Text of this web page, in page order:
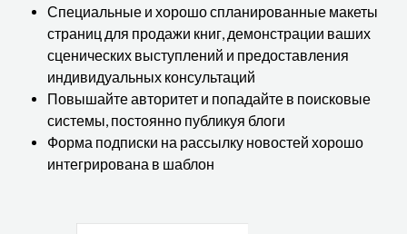
Специальные и хорошо спланированные макеты
страниц для продажи книг, демонстрации ваших
сценических выступлений и предоставления
индивидуальных консультаций
Повышайте авторитет и попадайте в поисковые
системы, постоянно публикуя блоги
Форма подписки на рассылку новостей хорошо
интегрирована в шаблон